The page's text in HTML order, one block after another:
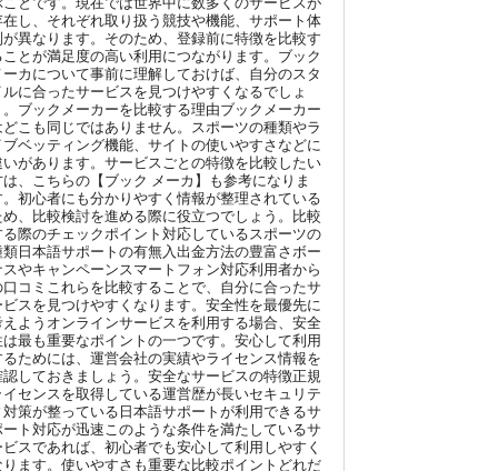
在し、それぞれ取り扱う競技や機能、サポート体
が異なります。そのため、登録前に特徴を比較す
ことが満足度の高い利用につながります。ブック
ーカについて事前に理解しておけば、自分のスタ
ルに合ったサービスを見つけやすくなるでしょ
。ブックメーカーを比較する理由ブックメーカー
どこも同じではありません。スポーツの種類やラ
ブベッティング機能、サイトの使いやすさなどに
いがあります。サービスごとの特徴を比較したい
は、こちらの【ブック メーカ】も参考になりま
。初心者にも分かりやすく情報が整理されている
め、比較検討を進める際に役立つでしょう。比較
る際のチェックポイント対応しているスポーツの
類日本語サポートの有無入出金方法の豊富さボー
スやキャンペーンスマートフォン対応利用者から
口コミこれらを比較することで、自分に合ったサ
ビスを見つけやすくなります。安全性を最優先に
えようオンラインサービスを利用する場合、安全
は最も重要なポイントの一つです。安心して利用
るためには、運営会社の実績やライセンス情報を
認しておきましょう。安全なサービスの特徴正規
イセンスを取得している運営歴が長いセキュリテ
対策が整っている日本語サポートが利用できるサ
ート対応が迅速このような条件を満たしているサ
ビスであれば、初心者でも安心して利用しやすく
ります。使いやすさも重要な比較ポイントどれだ